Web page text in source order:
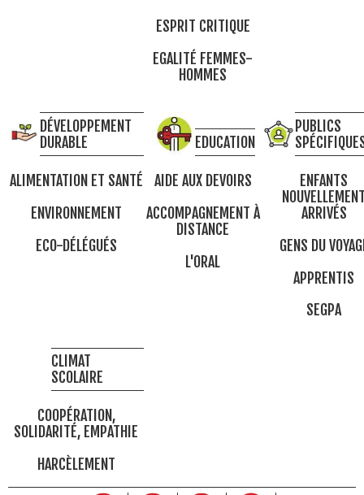
ESPRIT CRITIQUE
EGALITÉ FEMMES-
HOMMES
DÉVELOPPEMENT
DURABLE
ALIMENTATION ET SANTÉ
ENVIRONNEMENT
ECO-DÉLÉGUÉS
EDUCATION
AIDE AUX DEVOIRS
ACCOMPAGNEMENT À
DISTANCE
L'ORAL
PUBLICS
ENFANTS
ARRIVÉS
GENS DU
APPRENTIS
SEGPA
CLIMAT
SCOLAIRE
COOPÉRATION,
SOLIDARITÉ, EMPATHIE
HARCÈLEMENT